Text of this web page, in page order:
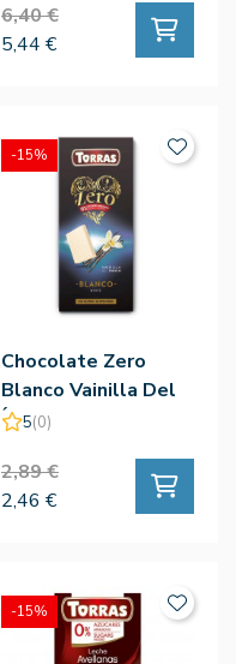
6,40 €
5,44 €
Chocolate Zero
Blanco Vainilla Del
Índico 100g - Torras
5(0)
2,89 €
2,46 €
-15%
-15%